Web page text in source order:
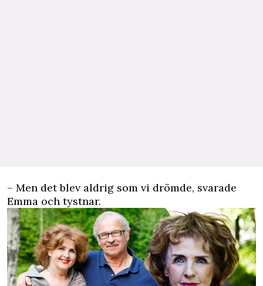
– Men det blev aldrig som vi drömde, svarade
Emma och tystnar.